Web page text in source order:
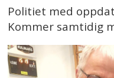
Politiet med
Kommer samtidig